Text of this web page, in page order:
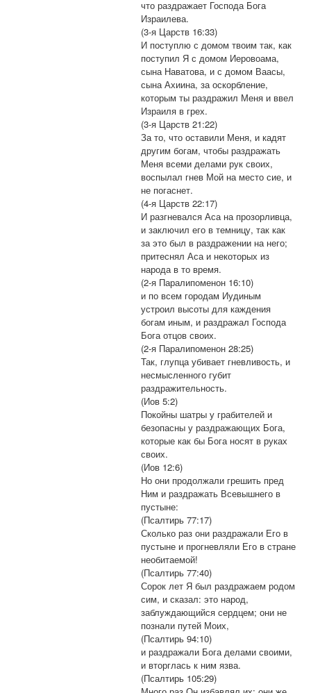
что раздражает Господа Бога
Израилева.
(3-я Царств 16:33)
И поступлю с домом твоим так, как
поступил Я с домом Иеровоама,
сына Наватова, и с домом Ваасы,
сына Ахиина, за оскорбление,
которым ты раздражил Меня и ввел
Израиля в грех.
(3-я Царств 21:22)
За то, что оставили Меня, и кадят
другим богам, чтобы раздражать
Меня всеми делами рук своих,
воспылал гнев Мой на место сие, и
не погаснет.
(4-я Царств 22:17)
И разгневался Аса на прозорливца,
и заключил его в темницу, так как
за это был в раздражении на него;
притеснял Аса и некоторых из
народа в то время.
(2-я Паралипоменон 16:10)
и по всем городам Иудиным
устроил высоты для каждения
богам иным, и раздражал Господа
Бога отцов своих.
(2-я Паралипоменон 28:25)
Так, глупца убивает гневливость, и
несмысленного губит
раздражительность.
(Иов 5:2)
Покойны шатры у грабителей и
безопасны у раздражающих Бога,
которые как бы Бога носят в руках
своих.
(Иов 12:6)
Но они продолжали грешить пред
Ним и раздражать Всевышнего в
пустыне:
(Псалтирь 77:17)
Сколько раз они раздражали Его в
пустыне и прогневляли Его в стране
необитаемой!
(Псалтирь 77:40)
Сорок лет Я был раздражаем родом
сим, и сказал: это народ,
заблуждающийся сердцем; они не
познали путей Моих,
(Псалтирь 94:10)
и раздражали Бога делами своими,
и вторглась к ним язва.
(Псалтирь 105:29)